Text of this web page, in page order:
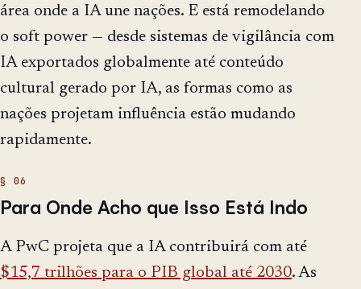
área onde a IA une nações. E está remodelando
o soft power — desde sistemas de vigilância com
IA exportados globalmente até conteúdo
cultural gerado por IA, as formas como as
nações projetam influência estão mudando
rapidamente.
Para Onde Acho que Isso Está Indo
A PwC projeta que a IA contribuirá com até
$15,7 trilhões para o PIB global até 2030. As